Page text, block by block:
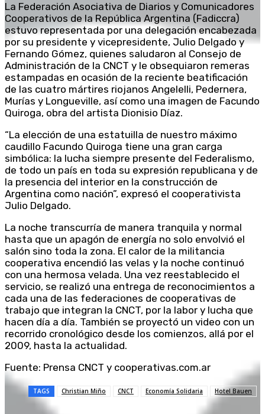
La Federación Asociativa de Diarios y Comunicadores
Cooperativos de la República Argentina (Fadiccra)
estuvo representada por una delegación encabezada
por su presidente y vicepresidente, Julio Delgado y
Fernando Gómez, quienes saludaron al Consejo de
Administración de la CNCT y le obsequiaron remeras
estampadas en ocasión de la reciente beatificación
de las cuatro mártires riojanos Angelelli, Pedernera,
Murías y Longueville, así como una imagen de Facundo
Quiroga, obra del artista Dionisio Díaz.
“La elección de una estatuilla de nuestro máximo
caudillo Facundo Quiroga tiene una gran carga
simbólica: la lucha siempre presente del Federalismo,
de todo un país en toda su expresión republicana y de
la presencia del interior en la construcción de
Argentina como nación”, expresó el cooperativista
Julio Delgado.
La noche transcurría de manera tranquila y normal
hasta que un apagón de energía no solo envolvió el
salón sino toda la zona. El calor de la militancia
cooperativa encendió las velas y la noche continuó
con una hermosa velada. Una vez reestablecido el
servicio, se realizó una entrega de reconocimientos a
cada una de las federaciones de cooperativas de
trabajo que integran la CNCT, por la labor y lucha que
hacen día a día. También se proyectó un video con un
recorrido cronológico desde los comienzos, allá por el
2009, hasta la actualidad.
Fuente: Prensa CNCT y cooperativas.com.ar
TAGS Christian Miño CNCT Economía Solidaria Hotel Bauen